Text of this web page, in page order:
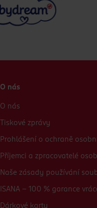
O nás
O nás
Tiskové zprávy
Prohlášení o ochraně
Příjemci a zpracovatelé
Naše zásady používání
ISANA - 100 % garance
Dárkové karty